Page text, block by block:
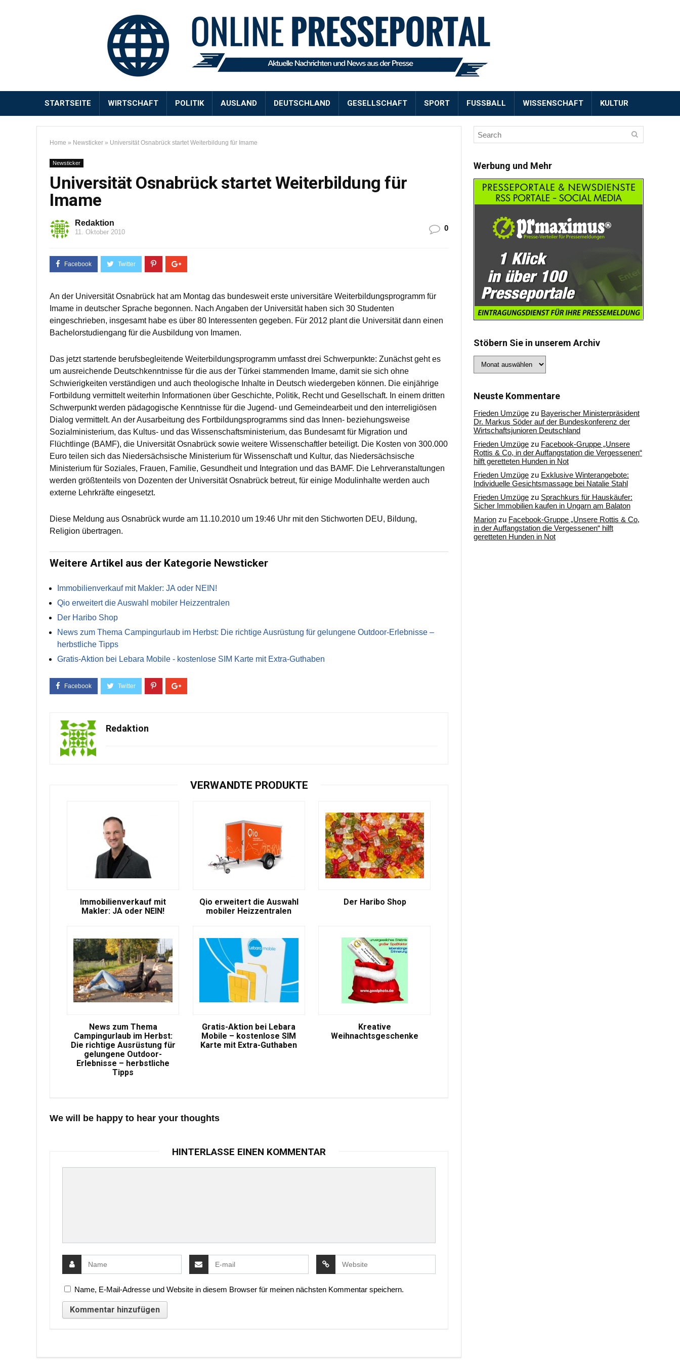
STARTSEITE WIRTSCHAFT POLITIK AUSLAND DEUTSCHLAND GESELLSCHAFT SPORT FUSSBALL WISSENSCHAFT KULTUR
Home » Newsticker » Universität Osnabrück startet Weiterbildung für Imame
Newsticker
Universität Osnabrück startet Weiterbildung für
Imame
Redaktion
11. Oktober 2010 0
An der Universität Osnabrück hat am Montag das bundesweit erste universitäre Weiterbildungsprogramm für
Imame in deutscher Sprache begonnen. Nach Angaben der Universität haben sich 30 Studenten
eingeschrieben, insgesamt habe es über 80 Interessenten gegeben. Für 2012 plant die Universität dann einen
Bachelorstudiengang für die Ausbildung von Imamen.
Das jetzt startende berufsbegleitende Weiterbildungsprogramm umfasst drei Schwerpunkte: Zunächst geht es
um ausreichende Deutschkenntnisse für die aus der Türkei stammenden Imame, damit sie sich ohne
Schwierigkeiten verständigen und auch theologische Inhalte in Deutsch wiedergeben können. Die einjährige
Fortbildung vermittelt weiterhin Informationen über Geschichte, Politik, Recht und Gesellschaft. In einem dritten
Schwerpunkt werden pädagogische Kenntnisse für die Jugend- und Gemeindearbeit und den interreligiösen
Dialog vermittelt. An der Ausarbeitung des Fortbildungsprogramms sind das Innen- beziehungsweise
Sozialministerium, das Kultus- und das Wissenschaftsministerium, das Bundesamt für Migration und
Flüchtlinge (BAMF), die Universität Osnabrück sowie weitere Wissenschaftler beteiligt. Die Kosten von 300.000
Euro teilen sich das Niedersächsische Ministerium für Wissenschaft und Kultur, das Niedersächsische
Ministerium für Soziales, Frauen, Familie, Gesundheit und Integration und das BAMF. Die Lehrveranstaltungen
werden größtenteils von Dozenten der Universität Osnabrück betreut, für einige Modulinhalte werden auch
externe Lehrkräfte eingesetzt.
Diese Meldung aus Osnabrück wurde am 11.10.2010 um 19:46 Uhr mit den Stichworten DEU, Bildung,
Religion übertragen.
Weitere Artikel aus der Kategorie Newsticker
Immobilienverkauf mit Makler: JA oder NEIN!
Qio erweitert die Auswahl mobiler Heizzentralen
Der Haribo Shop
News zum Thema Campingurlaub im Herbst: Die richtige Ausrüstung für gelungene Outdoor-Erlebnisse –
herbstliche Tipps
Gratis-Aktion bei Lebara Mobile - kostenlose SIM Karte mit Extra-Guthaben
Redaktion
VERWANDTE PRODUKTE
Immobilienverkauf mit
Makler: JA oder NEIN!
Qio erweitert die Auswahl
mobiler Heizzentralen
Der Haribo Shop
News zum Thema
Campingurlaub im Herbst:
Die richtige Ausrüstung für
gelungene Outdoor-
Erlebnisse – herbstliche
Tipps
Gratis-Aktion bei Lebara
Mobile – kostenlose SIM
Karte mit Extra-Guthaben
Kreative
Weihnachtsgeschenke
We will be happy to hear your thoughts
HINTERLASSE EINEN KOMMENTAR
Name, E-Mail-Adresse und Website in diesem Browser für meinen nächsten Kommentar speichern.
Werbung und Mehr
Stöbern Sie in unserem Archiv
Sie
Archiv
Neuste Kommentare
Frieden Umzüge zu Bayerischer Ministerpräsident
Dr. Markus Söder auf der Bundeskonferenz der
Wirtschaftsjunioren Deutschland
Frieden Umzüge zu Facebook-Gruppe „Unsere
Rottis & Co, in der Auffangstation die Vergessenen“
hilft geretteten Hunden in Not
Frieden Umzüge zu Exklusive Winterangebote:
Individuelle Gesichtsmassage bei Natalie Stahl
Frieden Umzüge zu Sprachkurs für Hauskäufer:
Sicher Immobilien kaufen in Ungarn am Balaton
Marion zu Facebook-Gruppe „Unsere Rottis & Co,
in der Auffangstation die Vergessenen“ hilft
geretteten Hunden in Not